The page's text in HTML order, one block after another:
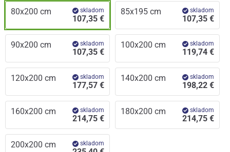
80x200 cm skladom
107,35 €
85x195 cm skladom
107,35 €
90x200 cm skladom
107,35 €
100x200 cm skladom
119,74 €
120x200 cm skladom
177,57 €
140x200 cm skladom
198,22 €
160x200 cm skladom
214,75 €
180x200 cm skladom
214,75 €
200x200 cm skladom